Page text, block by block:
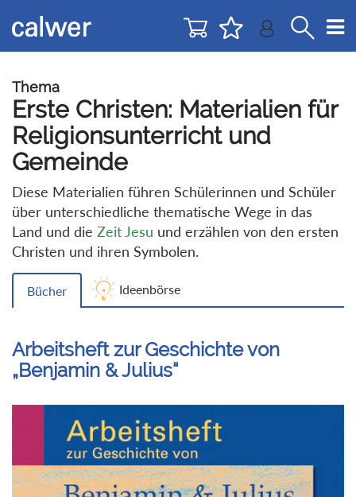
zur
Navigation
zum
Inhalt
Thema
Erste Christen: Materialien für
Religionsunterricht und
Gemeinde
Diese Materialien führen Schülerinnen und Schüler
über unterschiedliche thematische Wege in das
Land und die Zeit Jesu und erzählen von den ersten
Christen und ihren Symbolen.
Bücher Ideenbörse
Arbeitsheft zur Geschichte von
„Benjamin & Julius“